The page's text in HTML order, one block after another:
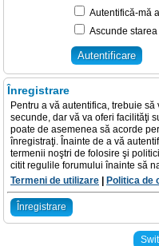
Autentifică-mă
Ascunde
Înregistrare
Pentru a vă autentifica, trebuie
secunde, dar vă va oferi facilităţi
poate de asemenea să acorde
înregistraţi. Înainte de a vă
termenii noştri de folosire şi
citit regulile forumului înainte să
Termeni de utilizare
Politica de
Înregistrare